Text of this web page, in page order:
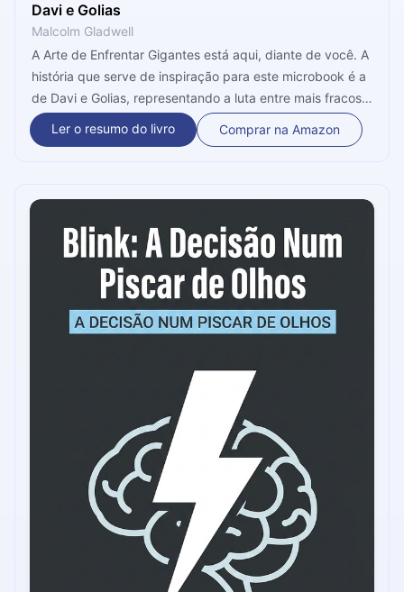
Davi e Golias
Malcolm Gladwell
A Arte de Enfrentar Gigantes está aqui, diante de você. A
história que serve de inspiração para este microbook é a
de Davi e Golias, representando a luta entre mais fracos e
mais fortes, e com os primeiros vencendo. Aqui, vemos
como você pode e deve questionar suas premissas de
ganhar em qualquer cenário?
Ler o resumo do livro Comprar na Amazon